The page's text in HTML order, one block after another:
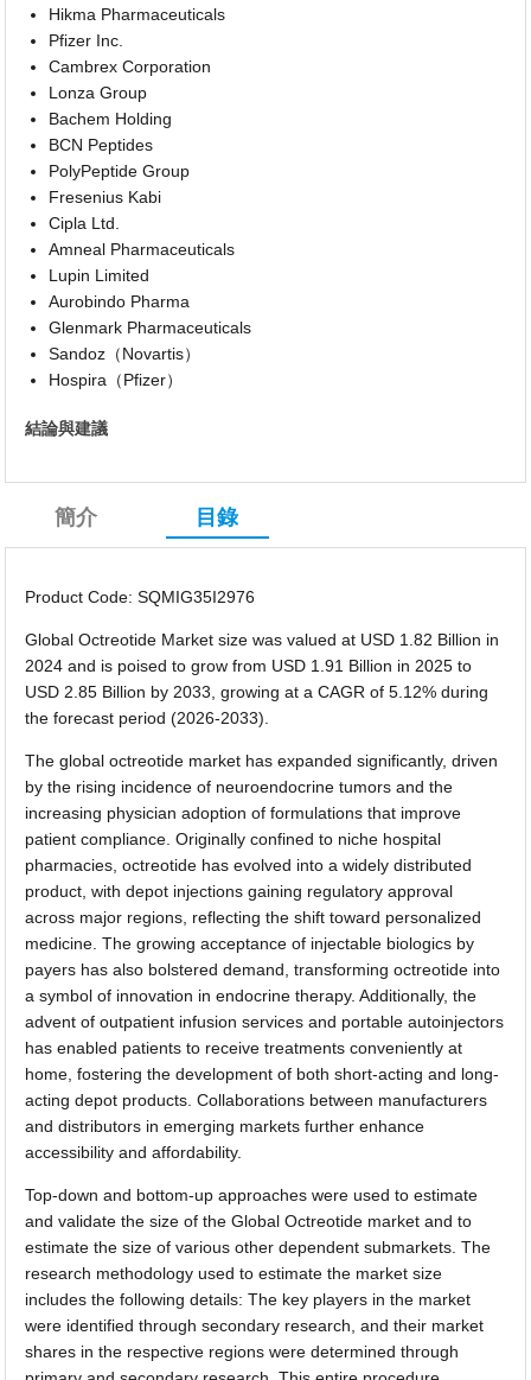
Hikma Pharmaceuticals
Pfizer Inc.
Cambrex Corporation
Lonza Group
Bachem Holding
BCN Peptides
PolyPeptide Group
Fresenius Kabi
Cipla Ltd.
Amneal Pharmaceuticals
Lupin Limited
Aurobindo Pharma
Glenmark Pharmaceuticals
Sandoz（Novartis）
Hospira（Pfizer）
結論與建議
簡介 目錄
Product Code: SQMIG35I2976
Global Octreotide Market size was valued at USD 1.82 Billion in
2024 and is poised to grow from USD 1.91 Billion in 2025 to
USD 2.85 Billion by 2033, growing at a CAGR of 5.12% during
the forecast period (2026-2033).
The global octreotide market has expanded significantly, driven
by the rising incidence of neuroendocrine tumors and the
increasing physician adoption of formulations that improve
patient compliance. Originally confined to niche hospital
pharmacies, octreotide has evolved into a widely distributed
product, with depot injections gaining regulatory approval
across major regions, reflecting the shift toward personalized
medicine. The growing acceptance of injectable biologics by
payers has also bolstered demand, transforming octreotide into
a symbol of innovation in endocrine therapy. Additionally, the
advent of outpatient infusion services and portable autoinjectors
has enabled patients to receive treatments conveniently at
home, fostering the development of both short-acting and long-
acting depot products. Collaborations between manufacturers
and distributors in emerging markets further enhance
accessibility and affordability.
Top-down and bottom-up approaches were used to estimate
and validate the size of the Global Octreotide market and to
estimate the size of various other dependent submarkets. The
research methodology used to estimate the market size
includes the following details: The key players in the market
were identified through secondary research, and their market
shares in the respective regions were determined through